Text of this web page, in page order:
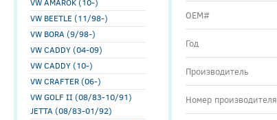
VW BEETLE (11/98-)
VW BORA (9/98-)
VW CADDY (04-09)
VW CADDY (10-)
VW CRAFTER (06-)
VW GOLF II (08/83-10/91)
JETTA (08/83-01/92)
ОЕМ#
Год
Производитель
Номер производителя